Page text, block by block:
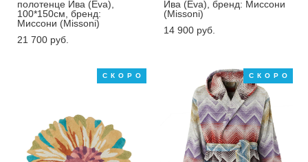
полотенце Ива (Eva),
100*150см, бренд:
Миссони (Missoni)
21 700 pуб.
Ива (Eva), бренд: Миссони
(Missoni)
14 900 pуб.
СКОРО СКОРО